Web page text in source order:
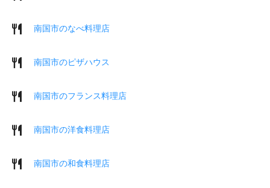
南国市のなべ料理店
南国市のピザハウス
南国市のフランス料理店
南国市の洋食料理店
南国市の和食料理店